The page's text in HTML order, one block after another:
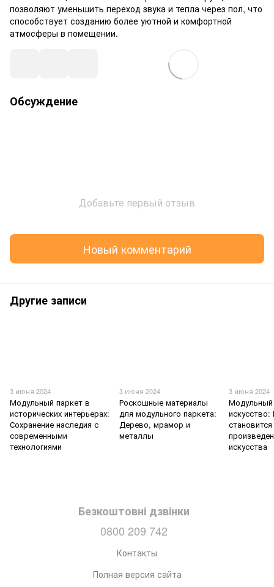
позволяют уменьшить переход звука и тепла через пол, что
способствует созданию более уютной и комфортной
атмосферы в помещении.
Обсуждение
Добавьте первый отзыв
Новый комментарий
Другие записи
3 июня 2024
Модульный паркет в
исторических интерьерах:
Сохранение наследия с
современными
технологиями
3 июня 2024
Роскошные материалы
для модульного паркета:
Дерево, мрамор и
металлы
3 июня 2024
Модульный
становится
искусства
Безкоштовні дзвінки
0800 209 742
Контакты
Полная версия сайта